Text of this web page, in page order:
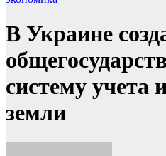
В Украине
систему учета
земли